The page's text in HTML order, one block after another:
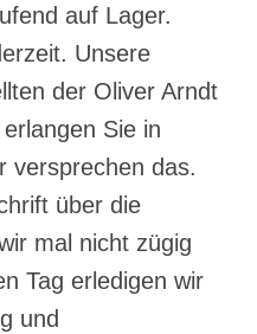
auf Lager.
Unsere
der Oliver Arndt
Sie in
versprechen das.
über die
mal nicht zügig
Tag erledigen wir
und